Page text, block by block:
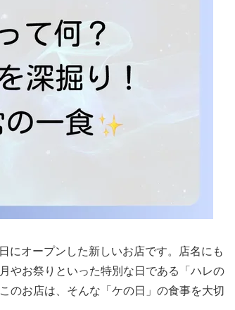
にオープンした新しいお店です。店名にも
やお祭りといった特別な日である「ハレの
のお店は、そんな「ケの日」の食事を大切